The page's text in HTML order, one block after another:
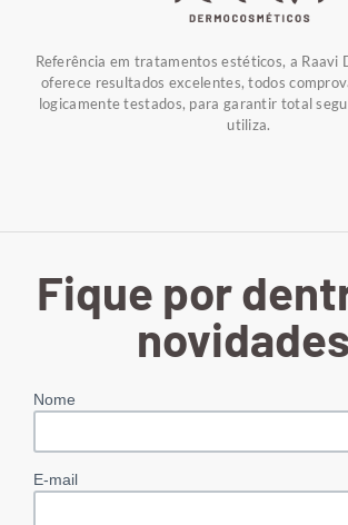
Referência em tratamentos estéticos, a Raavi
oferece resultados excelentes, todos
logicamente testados, para garantir total
utiliza.
Fique por
Nome
E-mail